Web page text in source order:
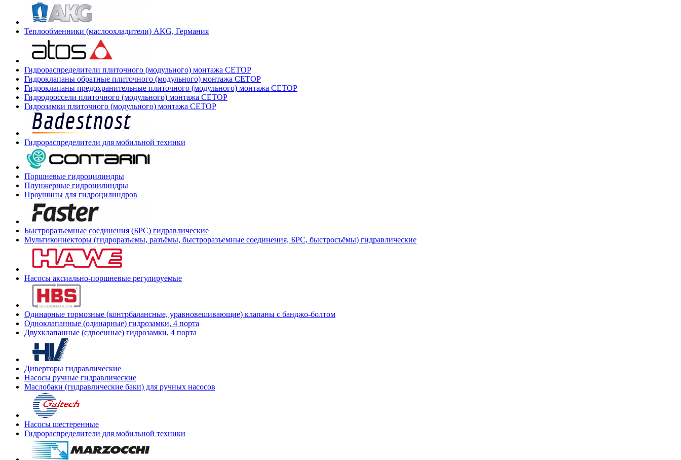
Теплообменники (маслоохладители) AKG, Германия
Гидрораспределители плиточного (модульного) монтажа СЕТОР
Гидроклапаны обратные плиточного (модульного) монтажа CETOP
Гидроклапаны предохранительные плиточного (модульного) монтажа CETOP
Гидродроссели плиточного (модульного) монтажа CETOP
Гидрозамки плиточного (модульного) монтажа CETOP
Гидрораспределители для мобильной техники
Поршневые гидроцилиндры
Плунжерные гидроцилиндры
Проушины для гидроцилиндров
Быстроразъемные соединения (БРС) гидравлические
Мультиконнекторы (гидроразъемы, разъёмы, быстроразъемные соединения, БРС, быстросъёмы) гидравлические
Насосы аксиально-поршневые регулируемые
Одинарные тормозные (контрбалансные, уравновешивающие) клапаны с банджо-болтом
Одноклапанные (одинарные) гидрозамки, 4 порта
Двухклапанные (сдвоенные) гидрозамки, 4 порта
Диверторы гидравлические
Насосы ручные гидравлические
Маслобаки (гидравлические баки) для ручных насосов
Насосы шестеренные
Гидрораспределители для мобильной техники